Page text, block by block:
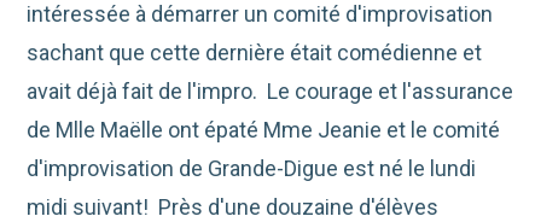
intéressée à démarrer un comité d'improvisation
sachant que cette dernière était comédienne et
avait déjà fait de l'impro. Le courage et l'assurance
de Mlle Maëlle ont épaté Mme Jeanie et le comité
d'improvisation de Grande-Digue est né le lundi
midi suivant! Près d'une douzaine d'élèves